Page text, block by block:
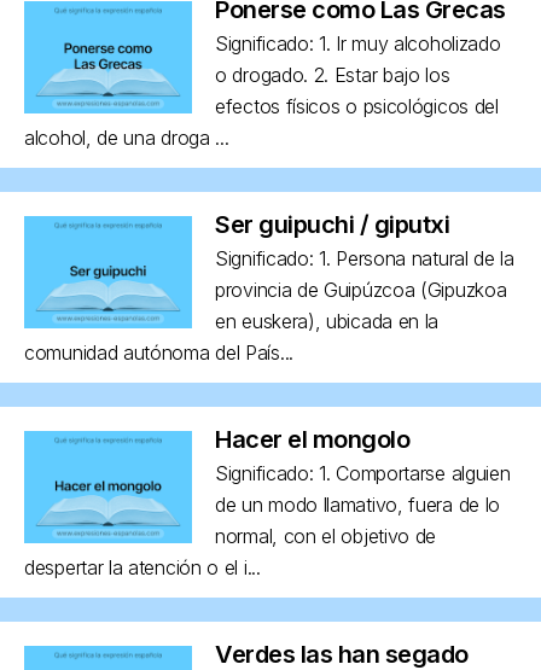
Ponerse como Las Grecas
Significado: 1. Ir muy alcoholizado
o drogado. 2. Estar bajo los
efectos físicos o psicológicos del
alcohol, de una droga ...
Ser guipuchi / giputxi
Significado: 1. Persona natural de la
provincia de Guipúzcoa (Gipuzkoa
en euskera), ubicada en la
comunidad autónoma del País...
Hacer el mongolo
Significado: 1. Comportarse alguien
de un modo llamativo, fuera de lo
normal, con el objetivo de
despertar la atención o el i...
Verdes las han segado